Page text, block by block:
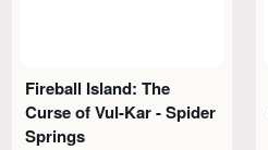
Fireball Island: The
Curse of Vul-Kar - Spider
Springs